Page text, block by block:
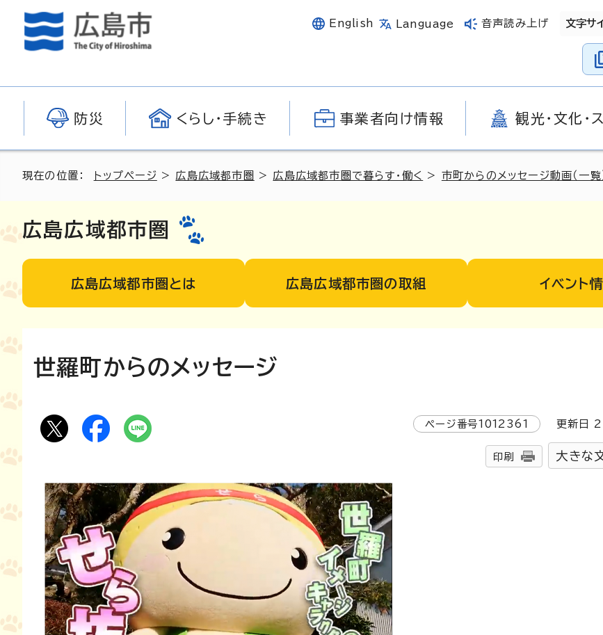
English Language 音声読み上げ 文字サ
防災 くらし・手続き 事業者向け情報 観光・文化・
現在の位置： トップページ > 広島広域都市圏 > 広島広域都市圏で暮らす・働く > 市町からのメッセージ動画（一覧
広島広域都市圏
広島広域都市圏とは 広島広域都市圏の取組 イベント
世羅町からのメッセージ
ページ番号1012361 更新日
印刷 大きな